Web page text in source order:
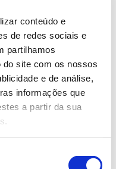
conteúdo e
de redes sociais e
partilhamos
site com os nossos
e de análise,
informações que
a partir da sua
permitiu,
em pleno vale
pelas encostas da
é hoje
reconhecida
com
florestal inclui
Leiria e Pombal,
conta a globalidade